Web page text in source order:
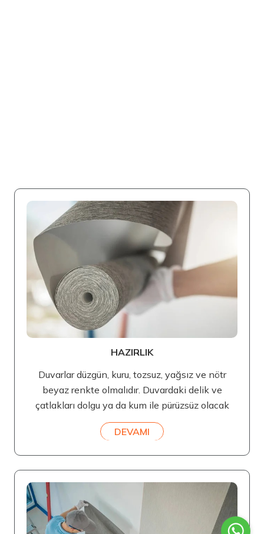
HAZIRLIK
Duvarlar düzgün, kuru, tozsuz, yağsız ve nötr
beyaz renkte olmalıdır. Duvardaki delik ve
çatlakları dolgu ya da kum ile pürüzsüz olacak
DEVAMI